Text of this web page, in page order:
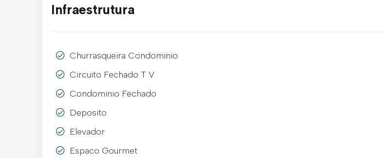
Infraestrutura
Churrasqueira Condominio
Circuito Fechado T V
Condominio Fechado
Deposito
Elevador
Espaco Gourmet